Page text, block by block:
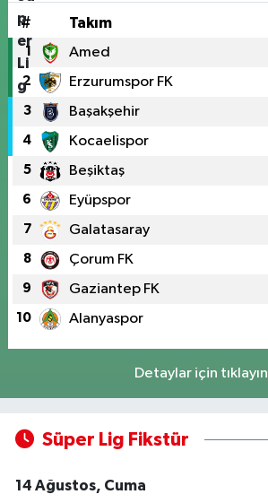
# Takım
1 Amed
2 Erzurumspor FK
3 Başakşehir
4 Kocaelispor
5 Beşiktaş
6 Eyüpspor
7 Galatasaray
8 Çorum FK
9 Gaziantep FK
10 Alanyaspor
Detaylar için tıklayın
Süper Lig Fikstür
14 Ağustos, Cuma